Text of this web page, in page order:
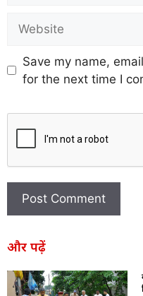
Save my name,
for the next time I
और पढ़ें